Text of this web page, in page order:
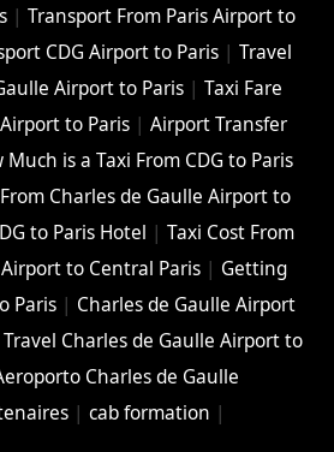
| Transport From Paris Airport to
CDG Airport to Paris| Travel
Airport to Paris |Taxi Fare
to Paris |Airport Transfer
Much is a Taxi From CDG to Paris
Charles de Gaulle Airport to
to Paris Hotel | Taxi Cost From
to Central Paris| Getting
Paris| Charles de Gaulle Airport
Travel Charles de Gaulle Airport to
Charles de Gaulle
|cab formation |